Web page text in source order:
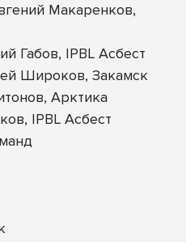
Макаренков,
Габов, IPBL Асбест
Широков, Закамск
Арктика
IPBL Асбест